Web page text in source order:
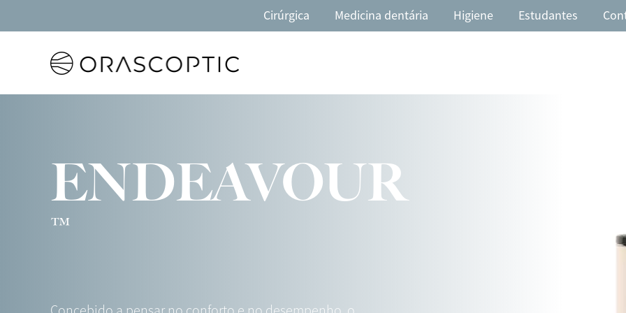
Cirúrgica Medicina dentária Higiene Estudantes
ENDEAVOUR
™